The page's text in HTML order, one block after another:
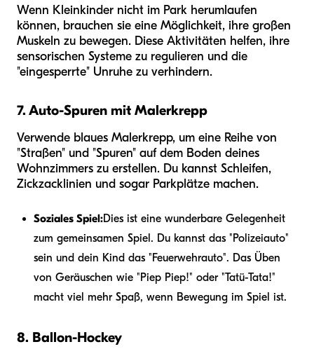
Wenn Kleinkinder nicht im Park herumlaufen
können, brauchen sie eine Möglichkeit, ihre großen
Muskeln zu bewegen. Diese Aktivitäten helfen, ihre
sensorischen Systeme zu regulieren und die
"eingesperrte" Unruhe zu verhindern.
7. Auto-Spuren mit Malerkrepp
Verwende blaues Malerkrepp, um eine Reihe von
"Straßen" und "Spuren" auf dem Boden deines
Wohnzimmers zu erstellen. Du kannst Schleifen,
Zickzacklinien und sogar Parkplätze machen.
Soziales Spiel:Dies ist eine wunderbare Gelegenheit
zum gemeinsamen Spiel. Du kannst das "Polizeiauto"
sein und dein Kind das "Feuerwehrauto". Das Üben
von Geräuschen wie "Piep Piep!" oder "Tatü-Tata!"
macht viel mehr Spaß, wenn Bewegung im Spiel ist.
8. Ballon-Hockey